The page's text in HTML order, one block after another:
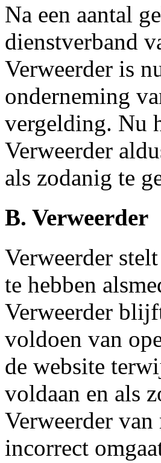
Na een aantal
dienstverband
Verweerder is
onderneming
vergelding. Nu
Verweerder
als zodanig te
B. Verweerder
Verweerder
te hebben
Verweerder
voldoen van
de website
voldaan en als
Verweerder
incorrect